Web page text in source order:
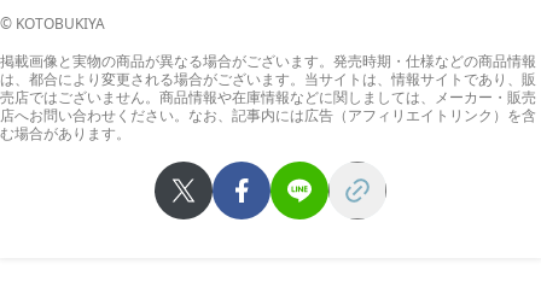
© KOTOBUKIYA
掲載画像と実物の商品が異なる場合がございます。発売時期・仕様などの商品情報
は、都合により変更される場合がございます。当サイトは、情報サイトであり、販
売店ではございません。商品情報や在庫情報などに関しましては、メーカー・販売
店へお問い合わせください。なお、記事内には広告（アフィリエイトリンク）を含
む場合があります。